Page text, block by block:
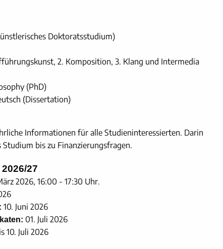
Doktoratsstudium)
2. Komposition, 3. Klang und Intermedia
(PhD)
(Dissertation)
Informationen für alle Studieninteressierten. Darin
bis zu Finanzierungsfragen.
27
2026, 16:00 - 17:30 Uhr.
10. Juni 2026
01. Juli 2026
10. Juli 2026